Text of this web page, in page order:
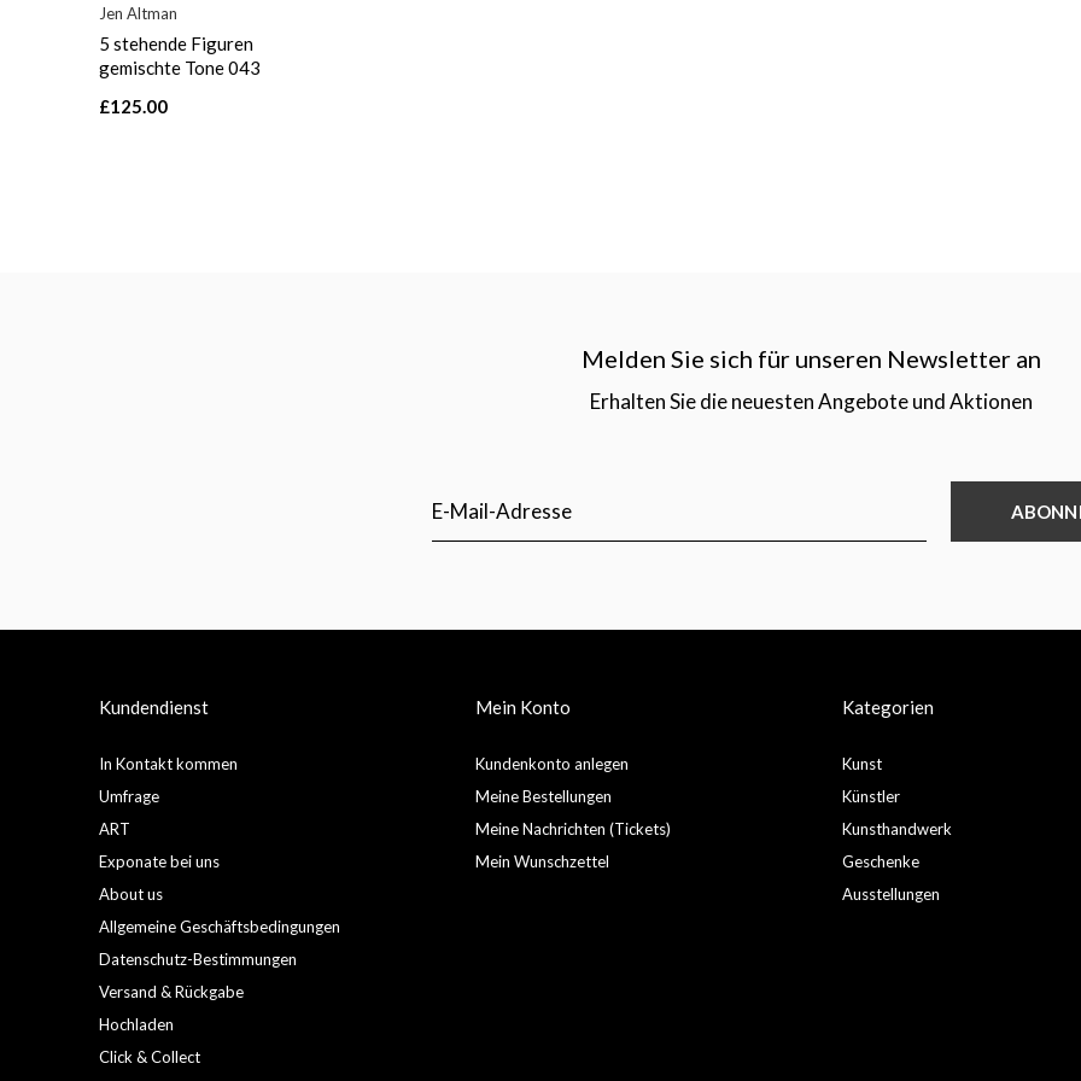
Jen Altman
5 stehende Figuren
gemischte Tone 043
£125.00
Melden Sie sich für unseren Newsletter an
Erhalten Sie die neuesten Angebote und Aktionen
Kundendienst
In Kontakt kommen
Umfrage
ART
Exponate bei uns
About us
Allgemeine Geschäftsbedingungen
Datenschutz-Bestimmungen
Versand & Rückgabe
Hochladen
Click & Collect
Mein Konto
Kundenkonto anlegen
Meine Bestellungen
Meine Nachrichten (Tickets)
Mein Wunschzettel
Kategorien
Kunst
Künstler
Kunsthandwerk
Geschenke
Ausstellungen